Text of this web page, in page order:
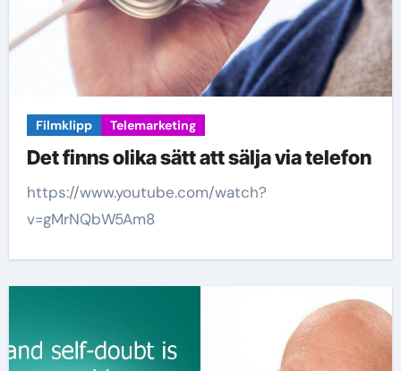
Filmklipp Telemarketing
Det finns olika sätt att sälja via telefon
https://www.youtube.com/watch?
v=gMrNQbW5Am8